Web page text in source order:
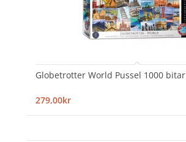
Globetrotter World Pussel 1000 bitar
279,00kr